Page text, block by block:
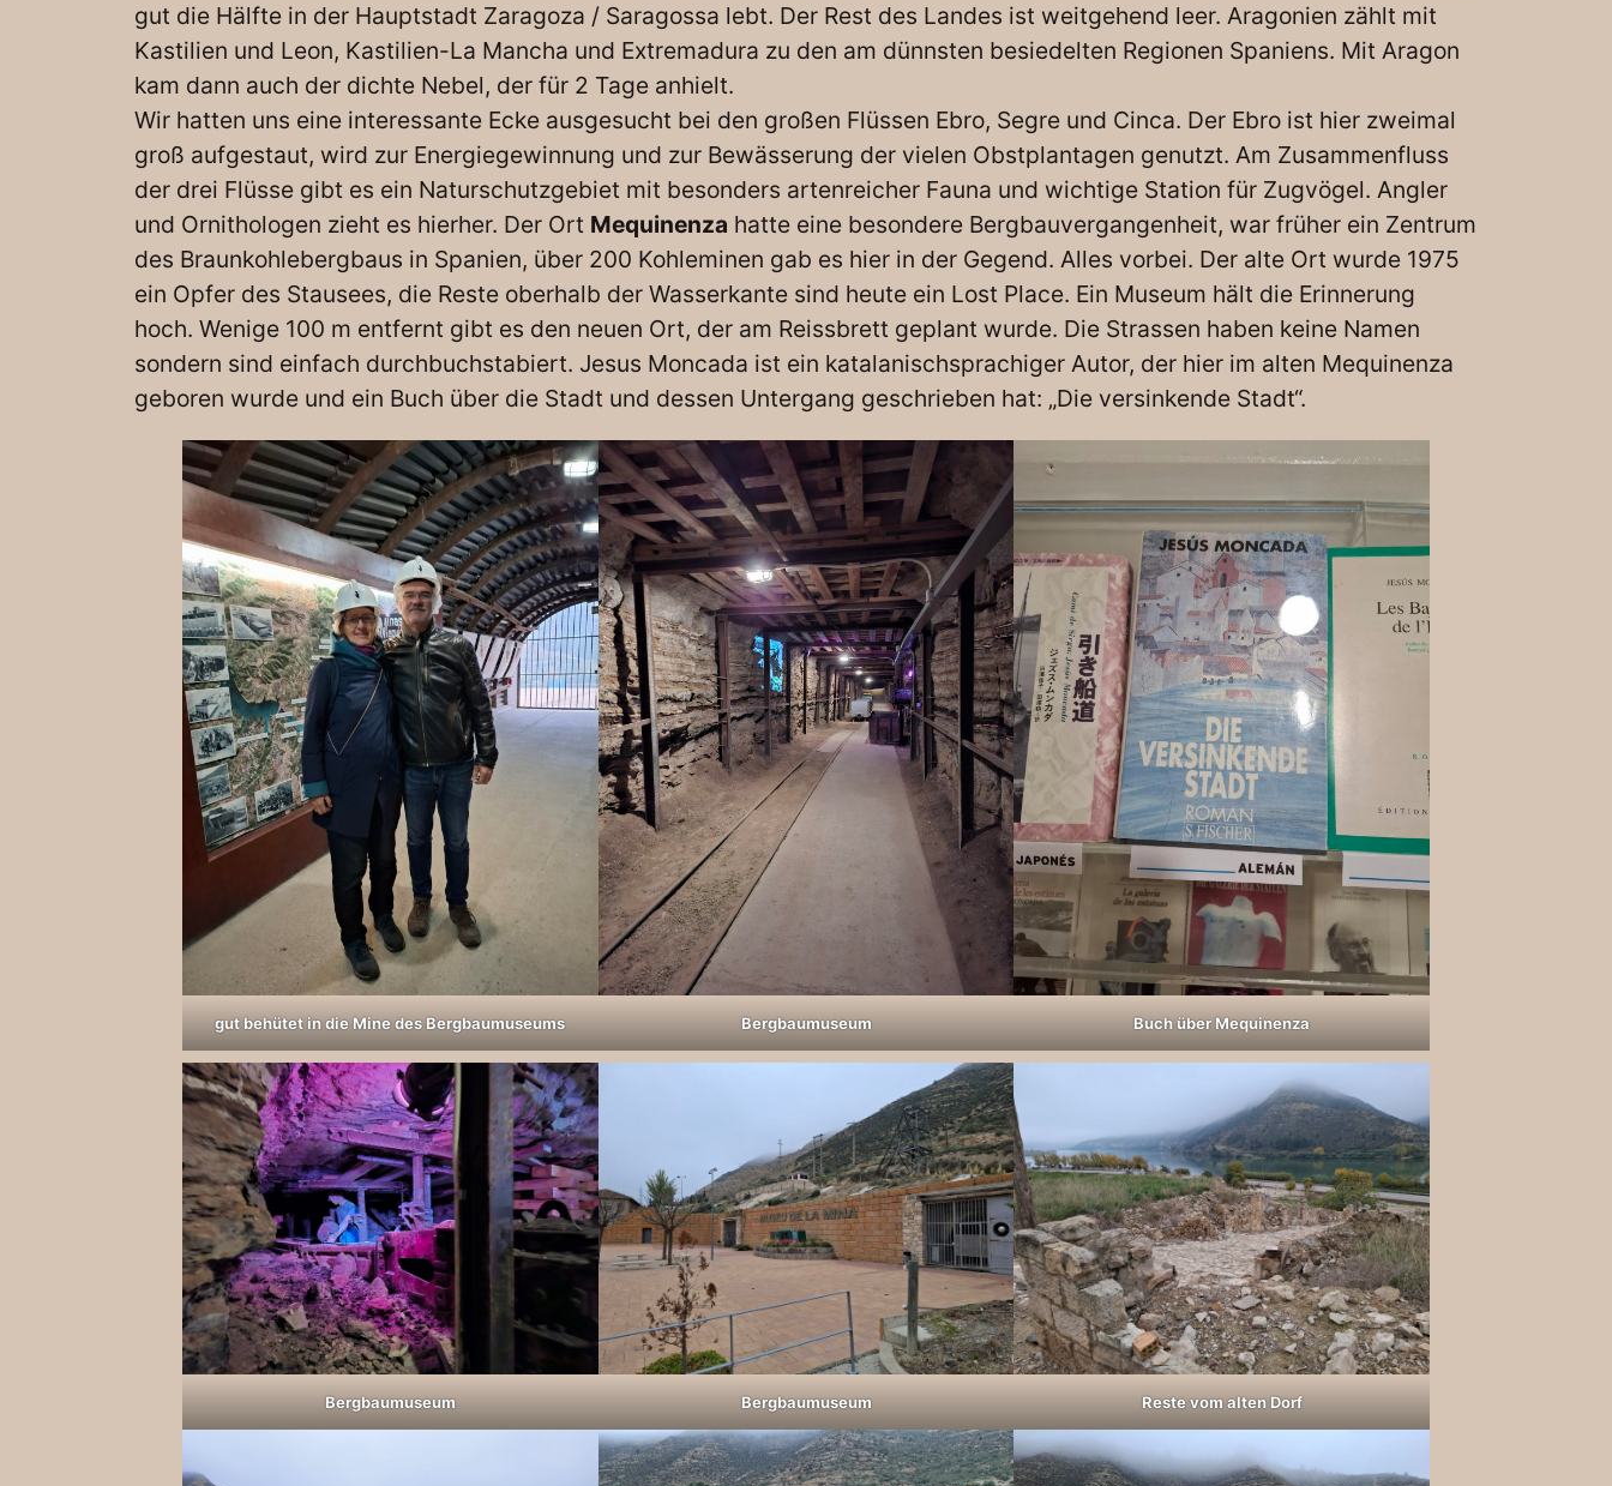
gut die Hälfte in der Hauptstadt Zaragoza / Saragossa lebt. Der Rest des Landes ist weitgehend leer. Aragonien zählt mit
Kastilien und Leon, Kastilien-La Mancha und Extremadura zu den am dünnsten besiedelten Regionen Spaniens. Mit Aragon
kam dann auch der dichte Nebel, der für 2 Tage anhielt.
Wir hatten uns eine interessante Ecke ausgesucht bei den großen Flüssen Ebro, Segre und Cinca. Der Ebro ist hier zweimal
groß aufgestaut, wird zur Energiegewinnung und zur Bewässerung der vielen Obstplantagen genutzt. Am Zusammenfluss
der drei Flüsse gibt es ein Naturschutzgebiet mit besonders artenreicher Fauna und wichtige Station für Zugvögel. Angler
und Ornithologen zieht es hierher. Der Ort Mequinenza hatte eine besondere Bergbauvergangenheit, war früher ein Zentrum
des Braunkohlebergbaus in Spanien, über 200 Kohleminen gab es hier in der Gegend. Alles vorbei. Der alte Ort wurde 1975
ein Opfer des Stausees, die Reste oberhalb der Wasserkante sind heute ein Lost Place. Ein Museum hält die Erinnerung
hoch. Wenige 100 m entfernt gibt es den neuen Ort, der am Reissbrett geplant wurde. Die Strassen haben keine Namen
sondern sind einfach durchbuchstabiert. Jesus Moncada ist ein katalanischsprachiger Autor, der hier im alten Mequinenza
geboren wurde und ein Buch über die Stadt und dessen Untergang geschrieben hat: „Die versinkende Stadt“.
gut behütet in die Mine des Bergbaumuseums Bergbaumuseum Buch über Mequinenza
Bergbaumuseum Bergbaumuseum Reste vom alten Dorf